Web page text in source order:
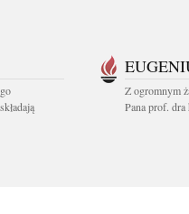
Z ogromnym
Pana prof. dra